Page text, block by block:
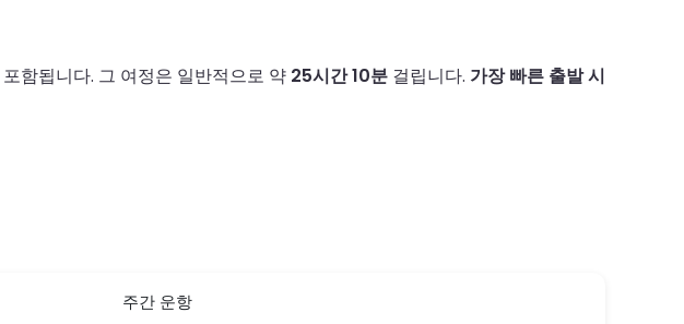
포함됩니다. 그 여정은 일반적으로 약 25시간 10분 걸립니다. 가장 빠른 출발 시
주간 운항